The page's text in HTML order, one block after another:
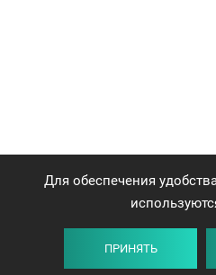
Для обеспечения
ПРИНЯТЬ